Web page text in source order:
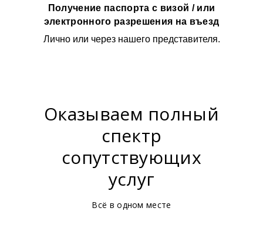
Получение паспорта с визой / или
электронного разрешения на въезд
Лично или через нашего представителя.
Оказываем полный
спектр
сопутствующих
услуг
Всё в одном месте